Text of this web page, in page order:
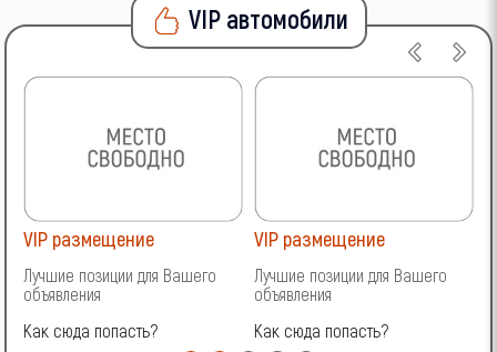
VIP автомобили
VIP размещение
Лучшие позиции для Вашего
объявления
Как сюда попасть?
VIP размещение
Лучшие позиции для Вашего
объявления
Как сюда попасть?